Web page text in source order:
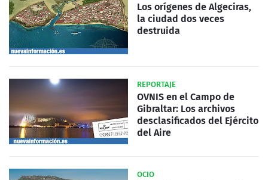
Los orígenes de Algeciras,
la ciudad dos veces
destruida
REPORTAJE
OVNIS en el Campo de
Gibraltar: Los archivos
desclasificados del Ejército
del Aire
OCIO